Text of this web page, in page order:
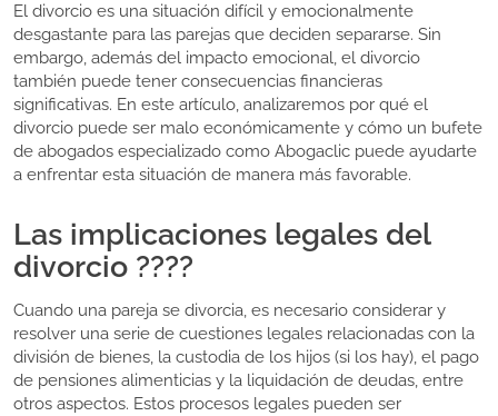
El divorcio es una situación difícil y emocionalmente
desgastante para las parejas que deciden separarse. Sin
embargo, además del impacto emocional, el divorcio
también puede tener consecuencias financieras
significativas. En este artículo, analizaremos por qué el
divorcio puede ser malo económicamente y cómo un bufete
de abogados especializado como Abogaclic puede ayudarte
a enfrentar esta situación de manera más favorable.
Las implicaciones legales del
divorcio ????
Cuando una pareja se divorcia, es necesario considerar y
resolver una serie de cuestiones legales relacionadas con la
división de bienes, la custodia de los hijos (si los hay), el pago
de pensiones alimenticias y la liquidación de deudas, entre
otros aspectos. Estos procesos legales pueden ser